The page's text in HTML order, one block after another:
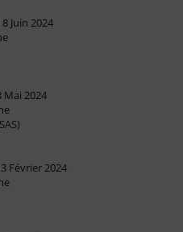
Juin 2024
Mai 2024
Février 2024